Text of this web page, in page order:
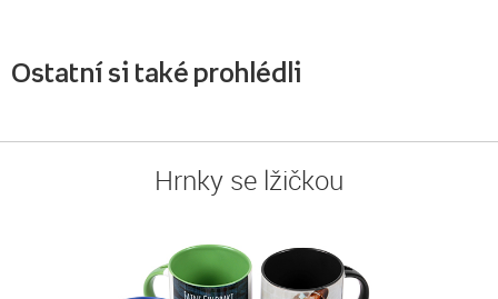
Ostatní si také prohlédli
Hrnky se lžičkou